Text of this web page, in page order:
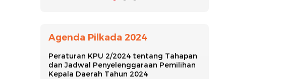
Agenda Pilkada 2024
Peraturan KPU 2/2024 tentang Tahapan
dan Jadwal Penyelenggaraan Pemilihan
Kepala Daerah Tahun 2024